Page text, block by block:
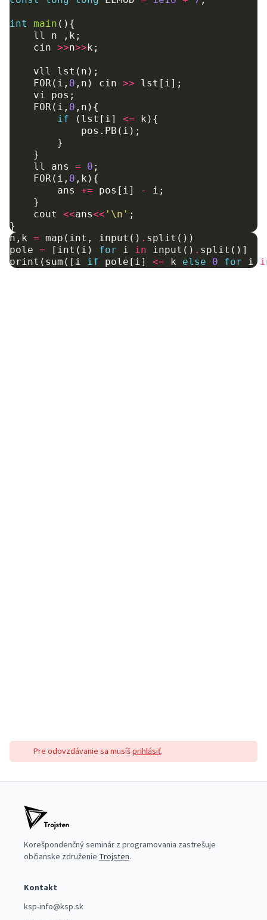
int main (){
ll
n , k ;
cin >>n>> k ;
vll lst ( n );
FOR( i , 0 , n ) cin >> lst [ i];
vi
pos ;
FOR( i , 0 , n ){
if
( lst [ i] <= k ){
pos . PB ( i );
}
}
ll
ans = 0 ;
FOR( i , 0 , k ){
ans
+= pos [ i] - i ;
}
cout
<<ans<< '\n' ;
}
n , k = map ( int , input () . split ())
pole = [ int ( i ) for i in input () . split ()]
print ( sum ([ i if pole [ i] <= k else 0 for i
Pre odovzdávanie sa musíšprihlásiť.
Korešpondenčný seminár z programovania zastrešuje
občianske združenie Trojsten.
Kontakt
ksp-info@ksp.sk